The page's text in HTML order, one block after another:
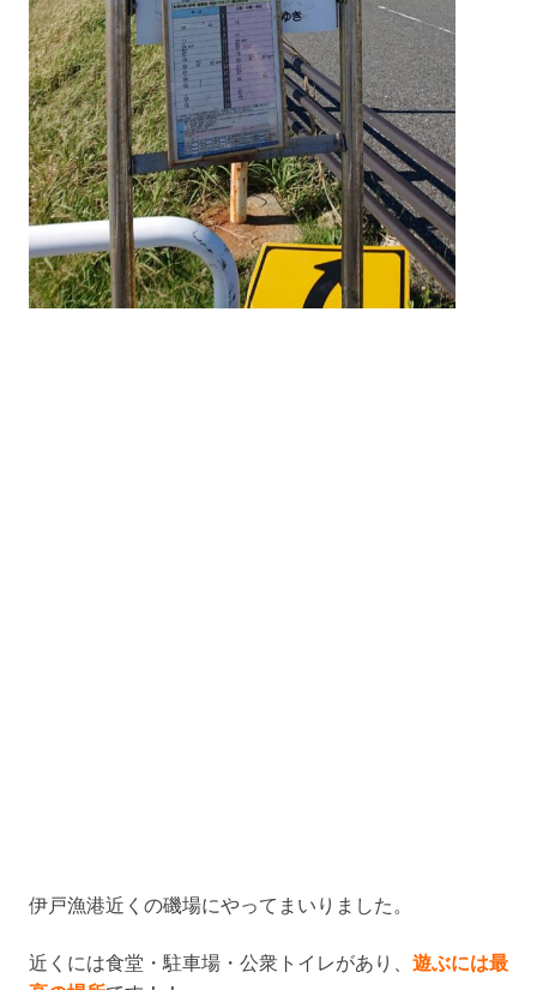
伊戸漁港近くの磯場にやってまいりました。
近くには食堂・駐車場・公衆トイレがあり、 遊ぶには最